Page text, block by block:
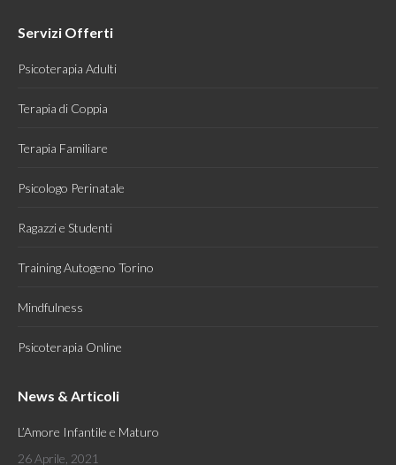
opens
window
opens
window
Servizi Offerti
Psicoterapia Adulti
Terapia di Coppia
Terapia Familiare
Psicologo Perinatale
Ragazzi e Studenti
Training Autogeno Torino
Mindfulness
Psicoterapia Online
News & Articoli
L’Amore Infantile e Maturo
26 Aprile, 2021